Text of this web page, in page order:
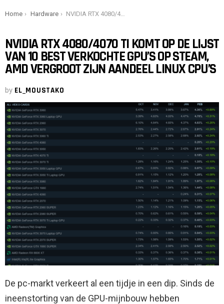
You are here:
Home Hardware NVIDIA RTX 4080/4070 Ti komt op de lijst van 10 best verkochte GPU’s op Steam, AMD vergroot zijn aandeel Linux CPU’s
NVIDIA RTX 4080/4070 TI KOMT OP DE LIJST
VAN 10 BEST VERKOCHTE GPU’S OP STEAM,
AMD VERGROOT ZIJN AANDEEL LINUX CPU’S
by EL_MOUSTAKO
De pc-markt verkeert al een tijdje in een dip. Sinds de
ineenstorting van de GPU-mijnbouw hebben